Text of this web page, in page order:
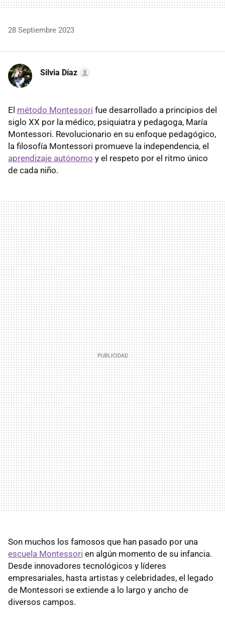
28 Septiembre 2023
Silvia Díaz
El método Montessori fue desarrollado a principios del
siglo XX por la médico, psiquiatra y pedagoga, María
Montessori. Revolucionario en su enfoque pedagógico,
la filosofía Montessori promueve la independencia, el
aprendizaje autónomo y el respeto por el ritmo único
de cada niño.
Son muchos los famosos que han pasado por una
escuela Montessori en algún momento de su infancia.
Desde innovadores tecnológicos y líderes
empresariales, hasta artistas y celebridades, el legado
de Montessori se extiende a lo largo y ancho de
diversos campos.